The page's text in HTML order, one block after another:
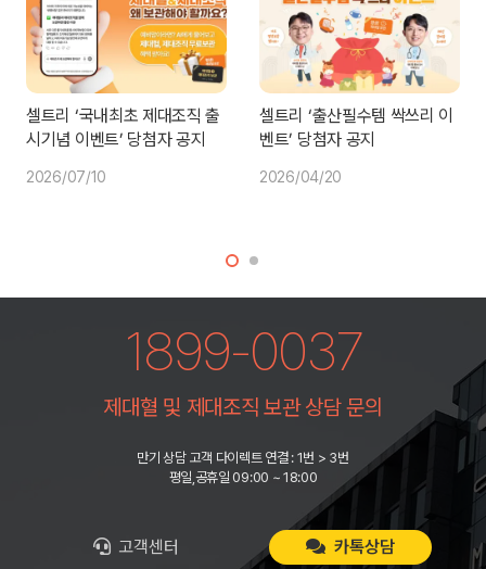
셀트리 ‘국내최초 제대조직 출
시기념 이벤트’ 당첨자 공지
2026/07/10
셀트리 ‘출산필수템 싹쓰리 이
벤트’ 당첨자 공지
2026/04/20
1899-0037
제대혈 및 제대조직 보관 상담 문의
만기 상담 고객 다이렉트 연결 : 1번 > 3번
평일,공휴일 09:00 ~ 18:00
고객센터 카톡상담